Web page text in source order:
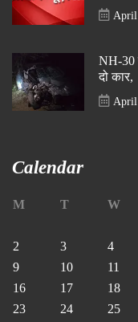
April
NH-30
दो
April
Calendar
M T W
2
3 4
9
10 11
16
17 18
23
24 25